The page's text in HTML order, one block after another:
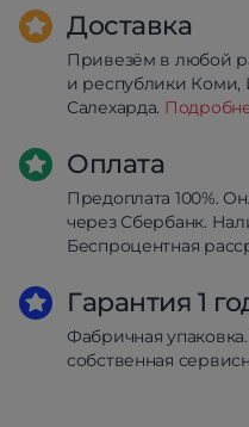
Доставка
Привезём в любой
и республики
Салехарда.
Оплата
Предоплата 100%.
через Сбербанк.
Беспроцентная
Гарантия 1
Фабричная
собственная